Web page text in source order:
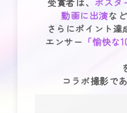
動画に出演な
さらにポイント
エンサー 「愉快な
コラボ撮影で